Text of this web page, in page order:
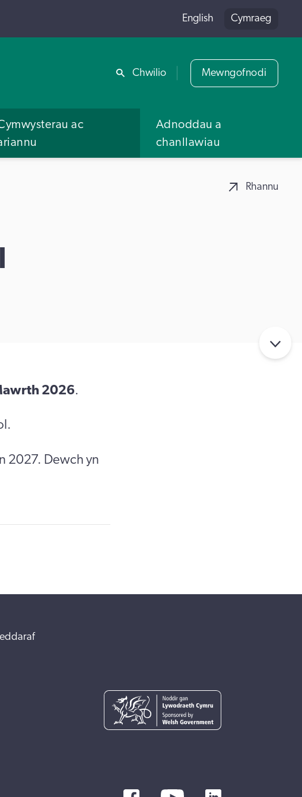
Rhannu
English Cymraeg
Chwilio Mewngofnodi
ac
Adnoddau a
chanllawiau
Rhannu
2026.
2027. Dewch yn